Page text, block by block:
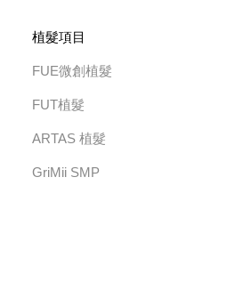
植髮項目
FUE微創植髮
FUT植髮
ARTAS 植髮
GriMii SMP